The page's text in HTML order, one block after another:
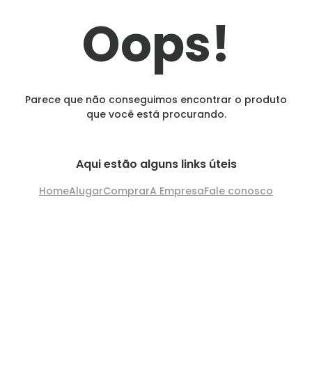
Oops!
Parece que não conseguimos encontrar o produto
que você está procurando.
Aqui estão alguns links úteis
HomeAlugarComprarA EmpresaFale conosco